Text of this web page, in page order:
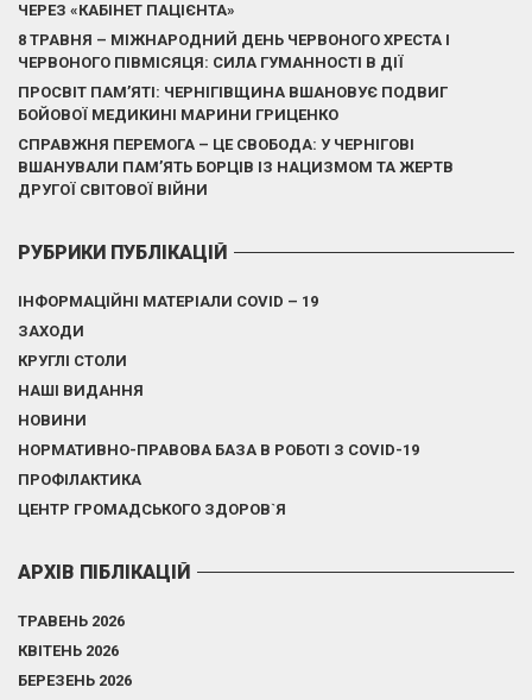
ЧЕРЕЗ «КАБІНЕТ ПАЦІЄНТА»
8 ТРАВНЯ – МІЖНАРОДНИЙ ДЕНЬ ЧЕРВОНОГО ХРЕСТА І
ЧЕРВОНОГО ПІВМІСЯЦЯ: СИЛА ГУМАННОСТІ В ДІЇ
ПРОСВІТ ПАМ’ЯТІ: ЧЕРНІГІВЩИНА ВШАНОВУЄ ПОДВИГ
БОЙОВОЇ МЕДИКИНІ МАРИНИ ГРИЦЕНКО
СПРАВЖНЯ ПЕРЕМОГА – ЦЕ СВОБОДА: У ЧЕРНІГОВІ
ВШАНУВАЛИ ПАМ’ЯТЬ БОРЦІВ ІЗ НАЦИЗМОМ ТА ЖЕРТВ
ДРУГОЇ СВІТОВОЇ ВІЙНИ
РУБРИКИ ПУБЛІКАЦІЙ
ІНФОРМАЦІЙНІ МАТЕРІАЛИ COVID – 19
ЗАХОДИ
КРУГЛІ СТОЛИ
НАШІ ВИДАННЯ
НОВИНИ
НОРМАТИВНО-ПРАВОВА БАЗА В РОБОТІ З COVID-19
ПРОФІЛАКТИКА
ЦЕНТР ГРОМАДСЬКОГО ЗДОРОВ`Я
АРХІВ ПІБЛІКАЦІЙ
ТРАВЕНЬ 2026
КВІТЕНЬ 2026
БЕРЕЗЕНЬ 2026